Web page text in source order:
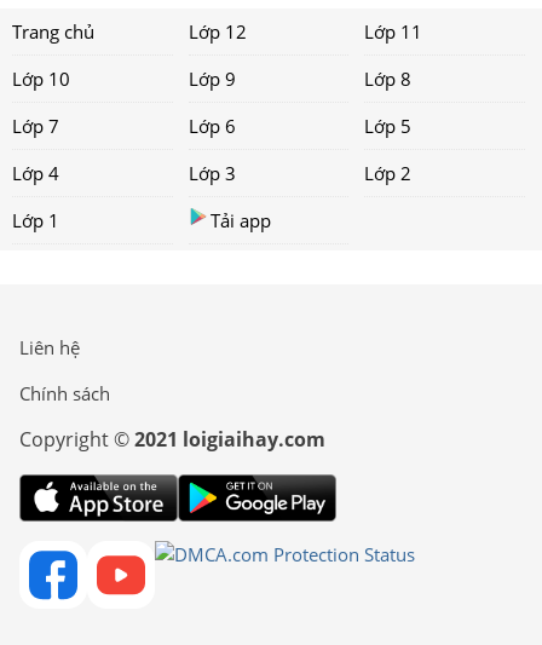
Trang chủ Lớp 12
Lớp 11
Lớp 10
Lớp 9
Lớp 8
Lớp 7
Lớp 6
Lớp 5
Lớp 4
Lớp 3
Lớp 2
Lớp 1
Tải app
Liên hệ
Chính sách
Copyright ©2021 loigiaihay.com